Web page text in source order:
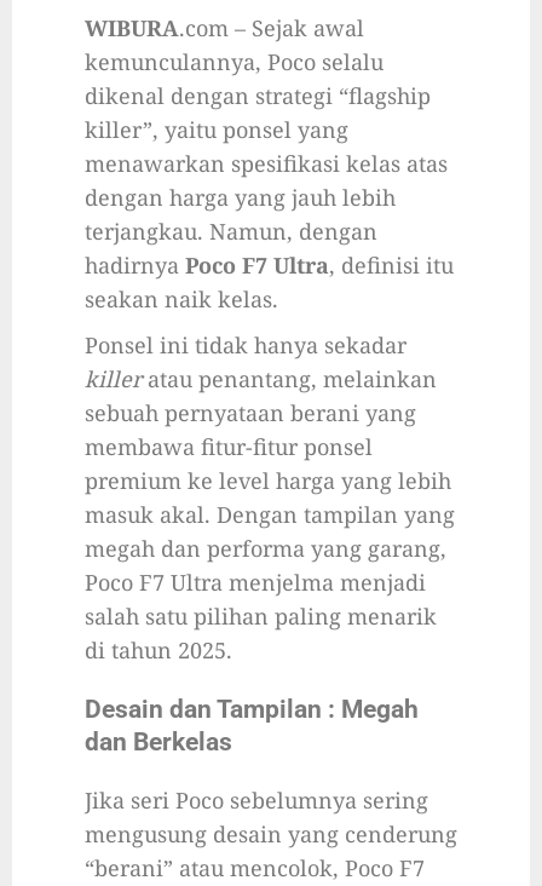
WIBURA.com – Sejak awal
kemunculannya, Poco selalu
dikenal dengan strategi “flagship
killer”, yaitu ponsel yang
menawarkan spesifikasi kelas atas
dengan harga yang jauh lebih
terjangkau. Namun, dengan
hadirnya Poco F7 Ultra, definisi itu
seakan naik kelas.
Ponsel ini tidak hanya sekadar
killeratau penantang, melainkan
sebuah pernyataan berani yang
membawa fitur-fitur ponsel
premium ke level harga yang lebih
masuk akal. Dengan tampilan yang
megah dan performa yang garang,
Poco F7 Ultra menjelma menjadi
salah satu pilihan paling menarik
di tahun 2025.
Desain dan Tampilan : Megah
dan Berkelas
Jika seri Poco sebelumnya sering
mengusung desain yang cenderung
“berani” atau mencolok, Poco F7